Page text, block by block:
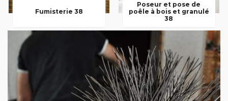
Fumisterie 38
Poseur et pose de
poêle à bois et granulé
38